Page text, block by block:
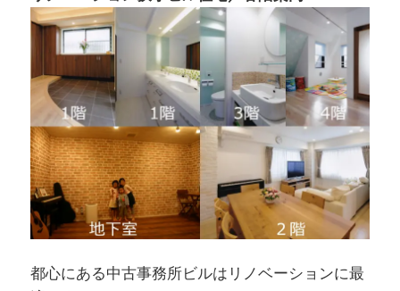
都心にある中古事務所ビルはリノベーションに最